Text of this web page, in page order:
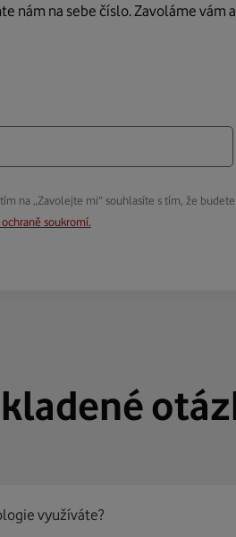
nám na sebe číslo. Zavoláme vám
na „Zavolejte mi“ souhlasíte s tím, že
soukromí.
využíváte?